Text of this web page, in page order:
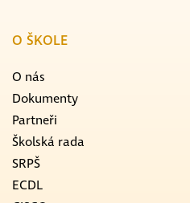
O ŠKOLE
O nás
Dokumenty
Partneři
Školská rada
SRPŠ
ECDL